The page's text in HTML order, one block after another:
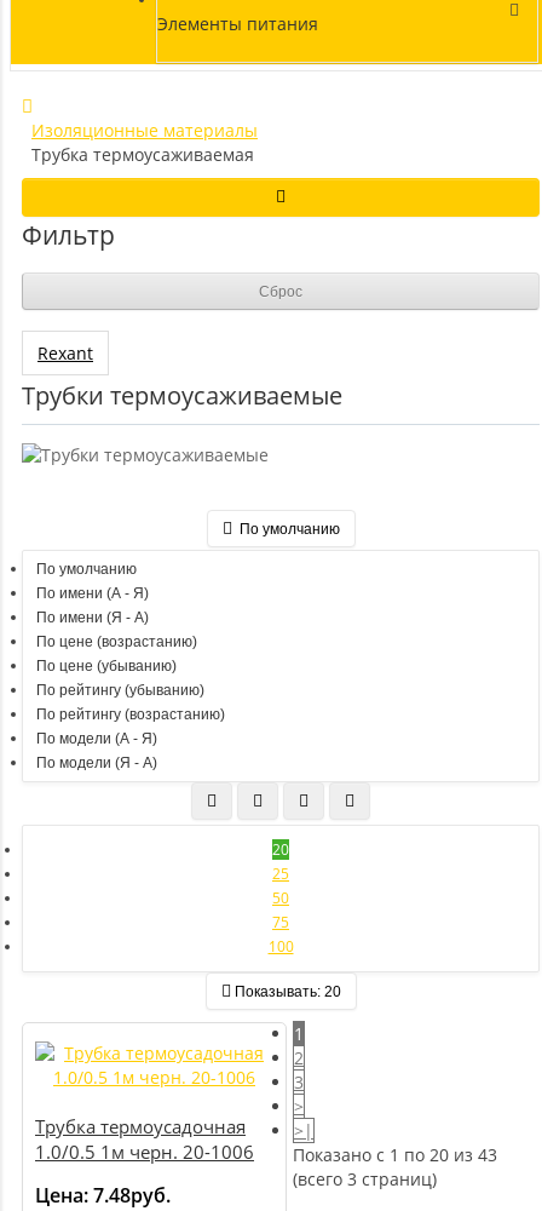
Элементы питания
Изоляционные материалы
Трубка термоусаживаемая
Фильтр
Сброс
Rexant
Трубки термоусаживаемые
По умолчанию
По умолчанию
По имени (A - Я)
По имени (Я - A)
По цене (возрастанию)
По цене (убыванию)
По рейтингу (убыванию)
По рейтингу (возрастанию)
По модели (A - Я)
По модели (Я - A)
20
25
50
75
100
Показывать: 20
Трубка термоусадочная
1.0/0.5 1м черн. 20-1006
Цена:7.48руб.
1
2
3
>
>|
Показано с 1 по 20 из 43
(всего 3 страниц)